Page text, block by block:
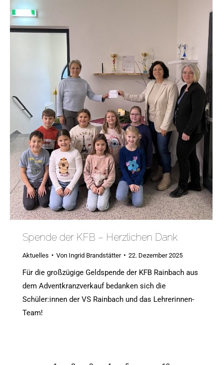
Spende der KFB – Herzlichen Dank
Aktuelles Von Ingrid Brandstätter 22. Dezember 2025
Für die großzügige Geldspende der KFB Rainbach aus
dem Adventkranzverkauf bedanken sich die
Schüler:innen der VS Rainbach und das Lehrerinnen-
Team!